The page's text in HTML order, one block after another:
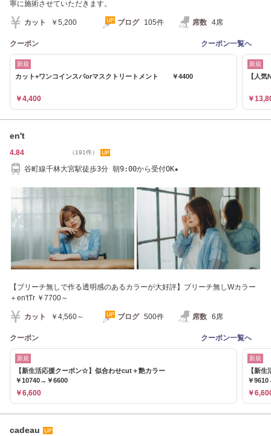
寧に施術させていただきます。
カット ￥5,200 ブログ 105件 席数 4席
クーポン クーポン一覧へ
新規
カット+ワンコインスパorマスクトリートメント ￥4400
￥4,400
新規
【人
￥
en't
4.84 （191件）
谷町線千林大宮駅徒歩3分 朝9:00から受付OK★
【ブリーチ無しで作る透明感のあるカラーが大好評】ブリーチ無しWカラー
＋en'tTr ￥7700～
カット ￥4,560～ ブログ 500件 席数 6席
クーポン クーポン一覧へ
新規
【新生活応援クーポン☆】似合わせcut＋艶カラー
￥10740→￥6600
￥6,600
新規
【新
￥
￥
cadeau